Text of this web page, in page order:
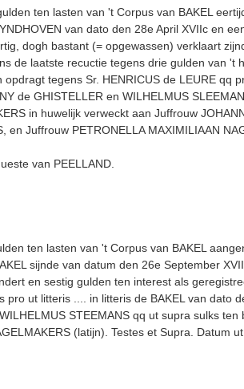
ten lasten van 't Corpus van BAKEL
van dato den 28e April XVIIc en
dogh bastant (= opgewassen) verklaart
de laatste recuctie tegens drie gulden van 't
tegens Sr. HENRICUS de LEURE qq
de GHISTELLER en WILHELMUS
in huwelijk ver­weckt aan Juffrouw
Juffrouw PETRONELLA MAXIMILIAAN
van PEELLAND.
ten lasten van 't Corpus van BAKEL
sijnde van datum den 26e Septem­ber
en sestig gulden ten interest als
ut litteris .... in litteris de BAKEL van dato
STEEMANS qq ut supra sulks
(latijn). Testes et Supra. Datum